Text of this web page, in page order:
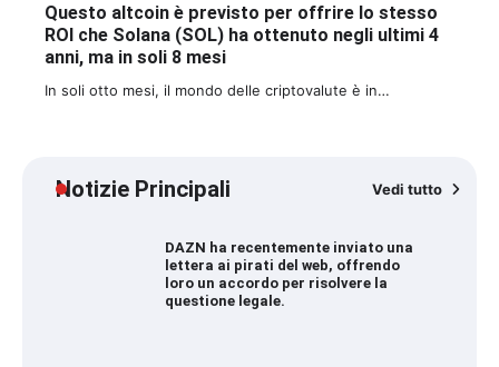
Questo altcoin è previsto per offrire lo stesso
ROI che Solana (SOL) ha ottenuto negli ultimi 4
anni, ma in soli 8 mesi
In soli otto mesi, il mondo delle criptovalute è in…
Notizie Principali Vedi tutto
DAZN ha recentemente inviato una
lettera ai pirati del web, offrendo
loro un accordo per risolvere la
questione legale.